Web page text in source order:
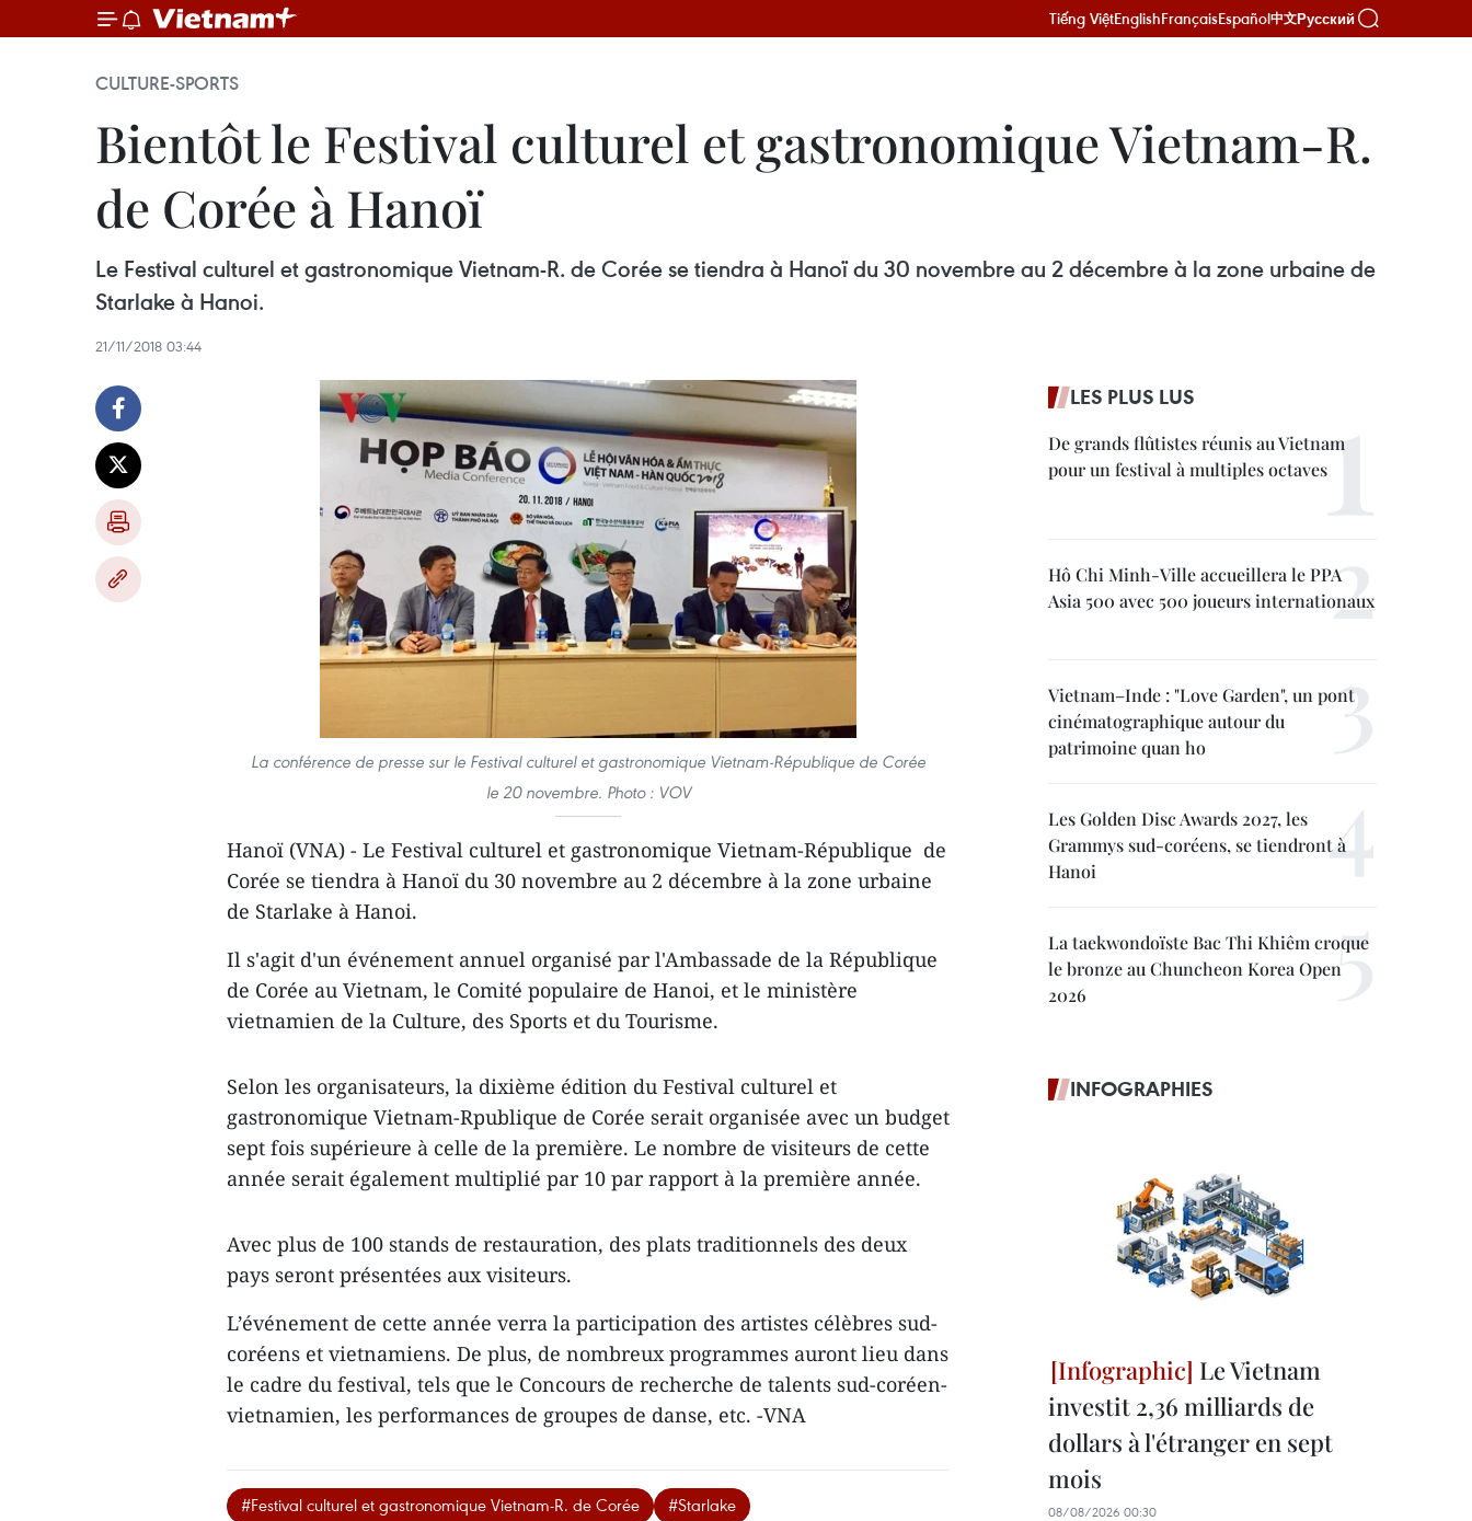
Tiếng ViệtEnglishFrançaisEspañol中文Русский
CULTURE-SPORTS
Bientôt le Festival culturel et gastronomique Vietnam-R.
de Corée à Hanoï
Le Festival culturel et gastronomique Vietnam-R. de Corée se tiendra à Hanoï du 30 novembre au 2 décembre à la zone urbaine de
Starlake à Hanoi.
21/11/2018 03:44
La conférence de presse sur le Festival culturel et gastronomique Vietnam-République de Corée
le 20 novembre. Photo : VOV
Hanoï (VNA) - Le Festival culturel et gastronomique Vietnam-République de
Corée se tiendra à Hanoï du 30 novembre au 2 décembre à la zone urbaine
de Starlake à Hanoi.
Il s'agit d'un événement annuel organisé par l'Ambassade de la République
de Corée au Vietnam, le Comité populaire de Hanoi, et le ministère
vietnamien de la Culture, des Sports et du Tourisme.
Selon les organisateurs, la dixième édition du Festival culturel et
gastronomique Vietnam-Rpublique de Corée serait organisée avec un budget
sept fois supérieure à celle de la première. Le nombre de visiteurs de cette
année serait également multiplié par 10 par rapport à la première année.
Avec plus de 100 stands de restauration, des plats traditionnels des deux
pays seront présentées aux visiteurs.
L’événement de cette année verra la participation des artistes célèbres sud-
coréens et vietnamiens. De plus, de nombreux programmes auront lieu dans
le cadre du festival, tels que le Concours de recherche de talents sud-coréen-
vietnamien, les performances de groupes de danse, etc. -VNA
#Festival culturel et gastronomique Vietnam-R. de Corée #Starlake
LES PLUS LUS
De grands flûtistes réunis au Vietnam
pour un festival à multiples octaves
Hô Chi Minh-Ville accueillera le PPA
Asia 500 avec 500 joueurs internationaux
Vietnam–Inde : "Love Garden", un pont
cinématographique autour du
patrimoine quan ho
Les Golden Disc Awards 2027, les
Grammys sud-coréens, se tiendront à
Hanoi
La taekwondoïste Bac Thi Khiêm croque
le bronze au Chuncheon Korea Open
2026
INFOGRAPHIES
Le Vietnam
investit 2,36 milliards de
dollars à l'étranger en sept
mois
08/08/2026 00:30